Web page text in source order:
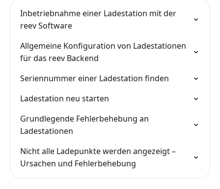
Inbetriebnahme einer Ladestation mit der
reev Software
Allgemeine Konfiguration von Ladestationen
für das reev Backend
Seriennummer einer Ladestation finden
Ladestation neu starten
Grundlegende Fehlerbehebung an
Ladestationen
Nicht alle Ladepunkte werden angezeigt –
Ursachen und Fehlerbehebung